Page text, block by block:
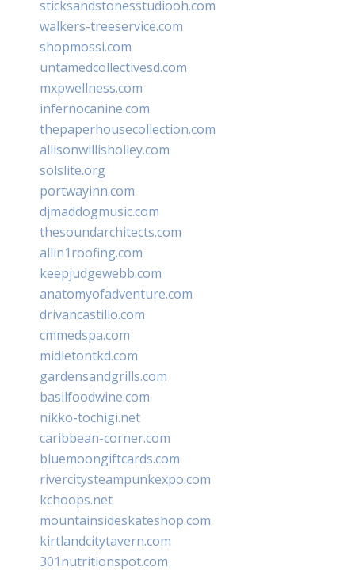
sticksandstonesstudiooh.com
walkers-treeservice.com
shopmossi.com
untamedcollectivesd.com
mxpwellness.com
infernocanine.com
thepaperhousecollection.com
allisonwillisholley.com
solslite.org
portwayinn.com
djmaddogmusic.com
thesoundarchitects.com
allin1roofing.com
keepjudgewebb.com
anatomyofadventure.com
drivancastillo.com
cmmedspa.com
midletontkd.com
gardensandgrills.com
basilfoodwine.com
nikko-tochigi.net
caribbean-corner.com
bluemoongiftcards.com
rivercitysteampunkexpo.com
kchoops.net
mountainsideskateshop.com
kirtlandcitytavern.com
301nutritionspot.com